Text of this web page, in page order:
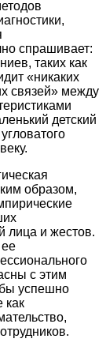
спрашивает:
таких как
«никаких
связей» между
детский
образом,
лица и жестов.
с этим
успешно
как